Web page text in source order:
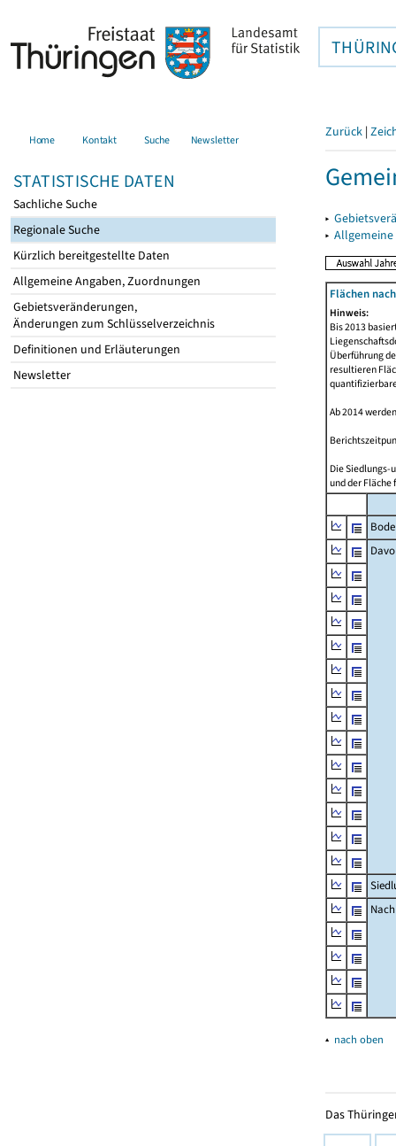
Home Kontakt Suche Newsletter
STATISTISCHE DATEN
Sachliche Suche
Regionale Suche
Kürzlich bereitgestellte Daten
Allgemeine Angaben, Zuordnungen
Gebietsveränderungen,
Änderungen zum Schlüsselverzeichnis
Definitionen und Erläuterungen
Newsletter
Zurück |
▸
▸
Flächen
Hinweis:
Bis 2013
Überführung
resultieren
Ab 2014
Die Siedlungs-
und der Fläche
▴ nach oben
Das